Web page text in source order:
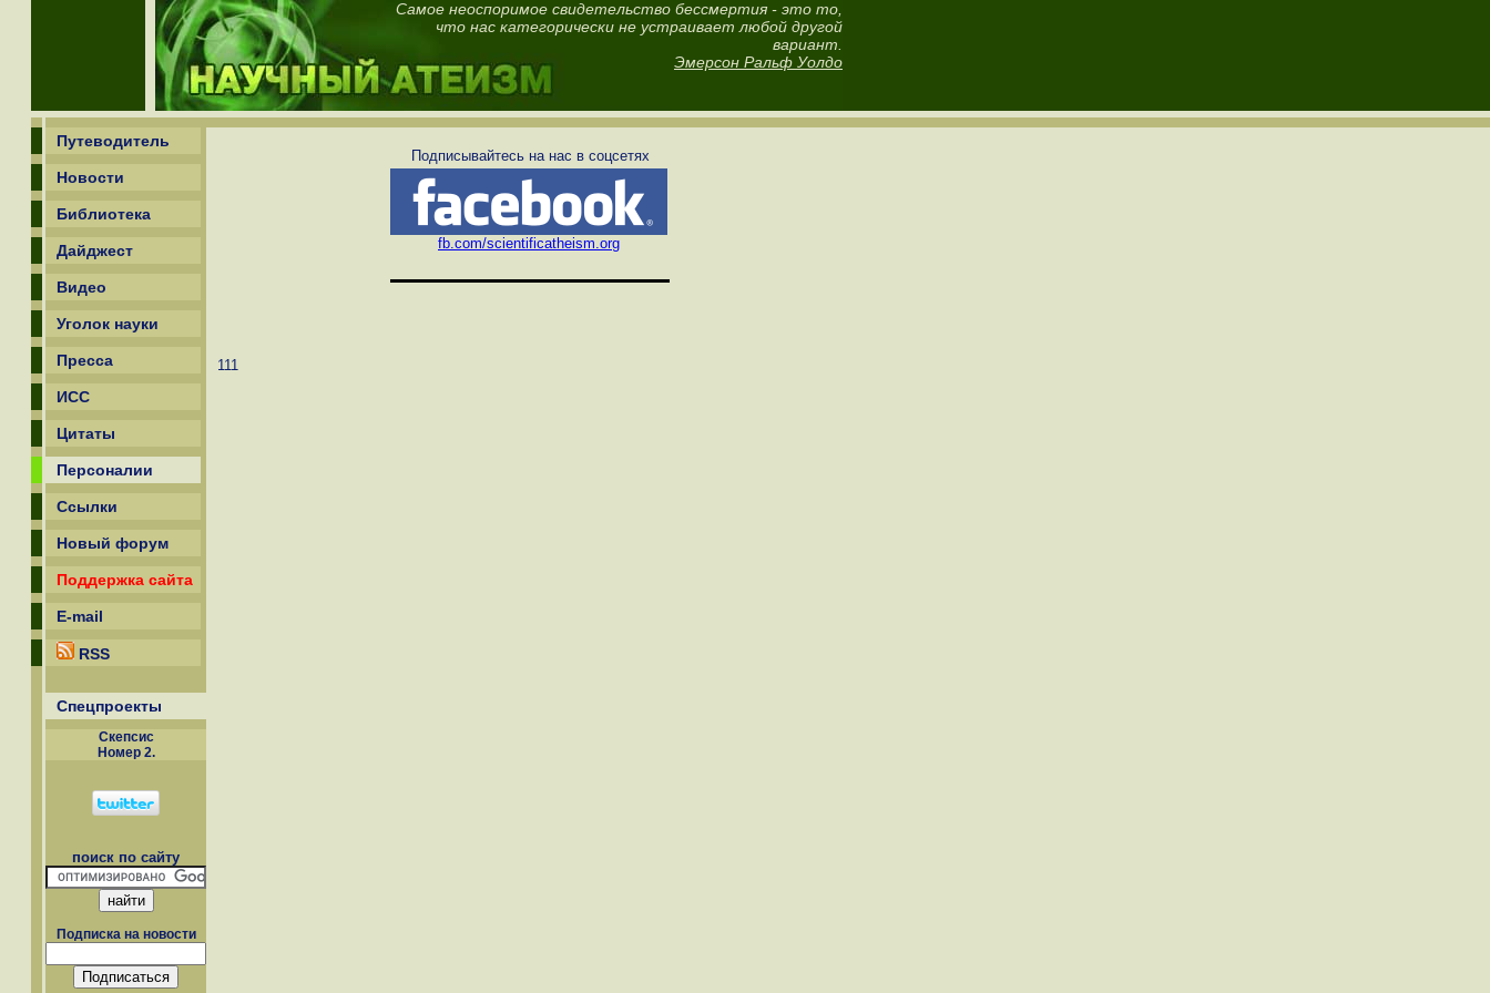
Самое неоспоримое свидетельство бессмертия - это то,
что нас категорически не устраивает любой другой
вариант.
Эмерсон Ральф Уолдо
Путеводитель
Новости
Библиотека
Дайджест
Видео
Уголок науки
Пресса
ИСС
Цитаты
Персоналии
Ссылки
Новый форум
Поддержка сайта
E-mail
RSS
Спецпроекты
Скепсиc
Номер 2.
поиск по сайту
Подписка на новости
Подписывайтесь на нас в соцсетях
fb.com/scientificatheism.org
111